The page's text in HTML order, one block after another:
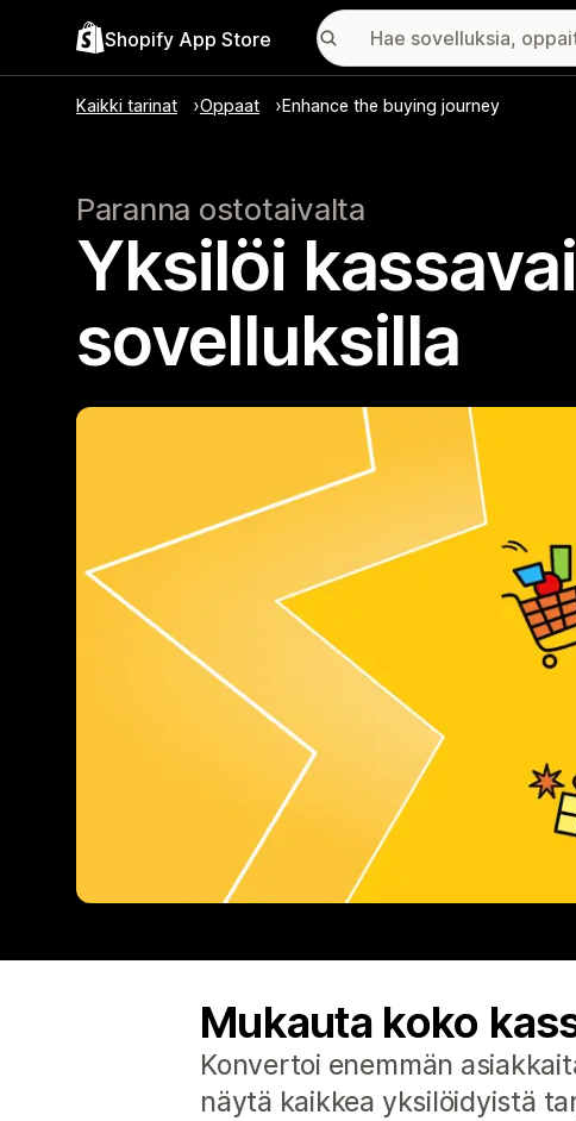
Shopify App Store
Kaikki tarinat Oppaat Enhance the buying journey
Paranna ostotaivalta
Yksilöi
sovelluksilla
Mukauta koko
Konvertoi enemmän
näytä kaikkea yksilöidyistä